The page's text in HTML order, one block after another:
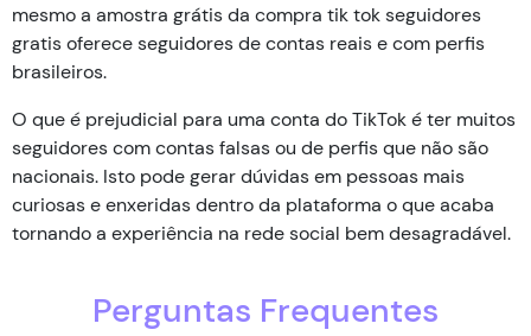
mesmo a amostra grátis da compra tik tok seguidores
gratis oferece seguidores de contas reais e com perfis
brasileiros.
O que é prejudicial para uma conta do TikTok é ter muitos
seguidores com contas falsas ou de perfis que não são
nacionais. Isto pode gerar dúvidas em pessoas mais
curiosas e enxeridas dentro da plataforma o que acaba
tornando a experiência na rede social bem desagradável.
Perguntas Frequentes